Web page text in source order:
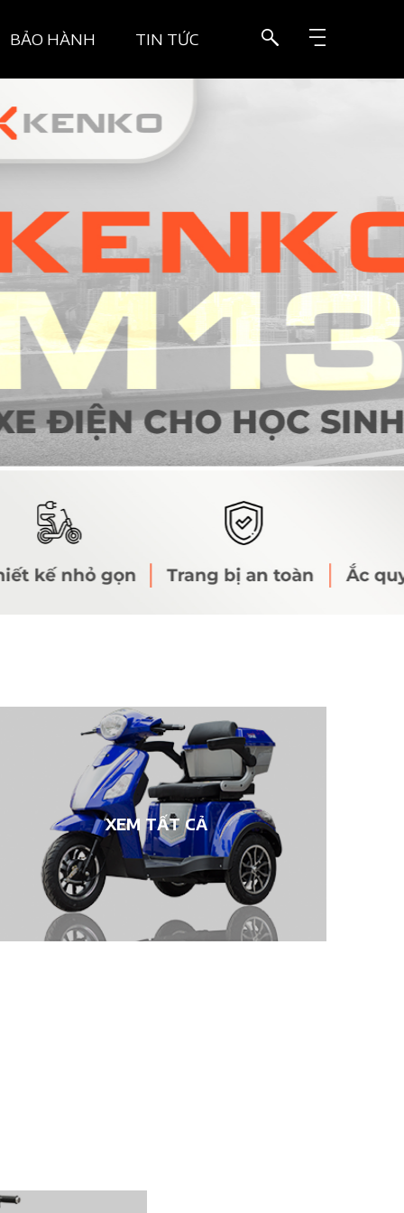
BẢO HÀNH TIN TỨC
XEM TẤT CẢ